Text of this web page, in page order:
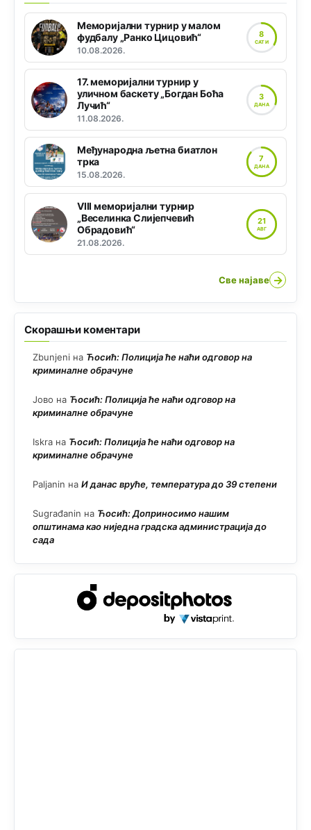
Меморијални турнир у малом
фудбалу „Ранко Цицовић“
10.08.2026.
8
САТИ
17. меморијални турнир у
уличном баскету „Богдан Боћа
Лучић“
11.08.2026.
3
ДАНА
Међународна љетна биатлон
трка
15.08.2026.
7
ДАНА
VIII меморијални турнир
„Веселинка Слијепчевић
Обрадовић“
21.08.2026.
21
АВГ
Све најаве →
Скорашњи коментари
Zbunjeni на Ћосић: Полиција ће наћи одговор на
криминалне обрачуне
Јово на Ћосић: Полиција ће наћи одговор на
криминалне обрачуне
Iskra на Ћосић: Полиција ће наћи одговор на
криминалне обрачуне
Paljanin на И данас вруће, температура до 39 степени
Sugrađanin на Ћосић: Доприносимо нашим
општинама као ниједна градска администрација до
сада